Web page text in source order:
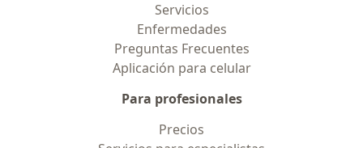
Servicios
Enfermedades
Preguntas Frecuentes
Aplicación para celular
Para profesionales
Precios